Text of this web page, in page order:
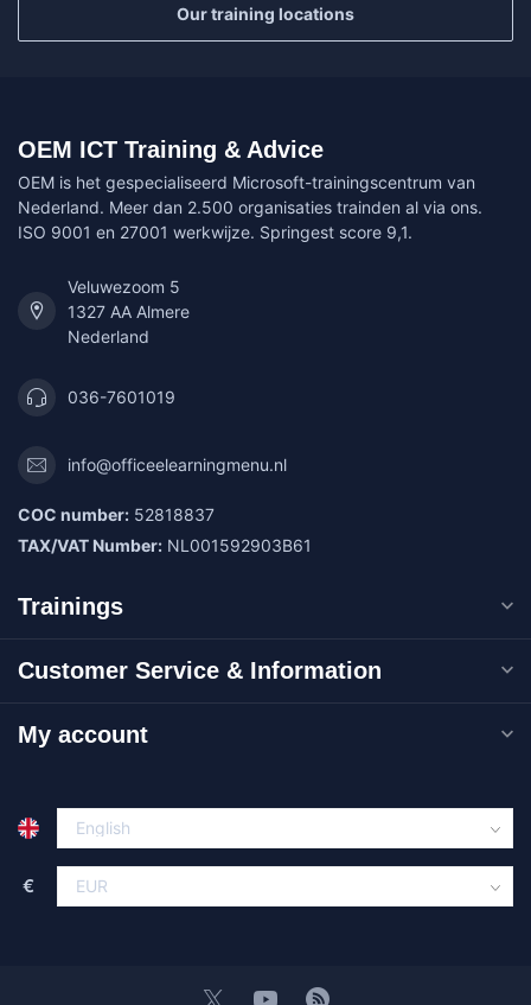
Our training locations
OEM ICT Training & Advice
OEM is het gespecialiseerd Microsoft-trainingscentrum van
Nederland. Meer dan 2.500 organisaties trainden al via ons.
ISO 9001 en 27001 werkwijze. Springest score 9,1.
Veluwezoom 5
1327 AA Almere
Nederland
036-7601019
info@officeelearningmenu.nl
COC number: 52818837
TAX/VAT Number: NL001592903B61
Trainings
Customer Service & Information
My account
€